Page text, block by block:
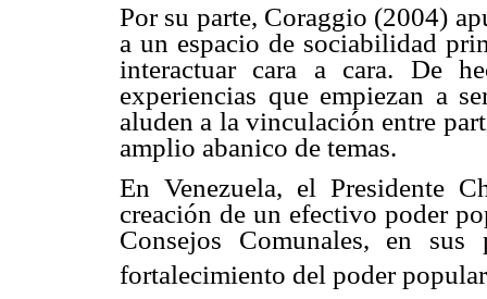
Por su parte, Coraggio (2004)
a un espacio de sociabilidad
interactuar cara a cara. De
experiencias que empiezan a
aluden a la vinculación entre
amplio abanico de temas.
En Venezuela, el Presidente
creación de un efectivo poder
Consejos Comunales, en sus
fortalecimiento del poder